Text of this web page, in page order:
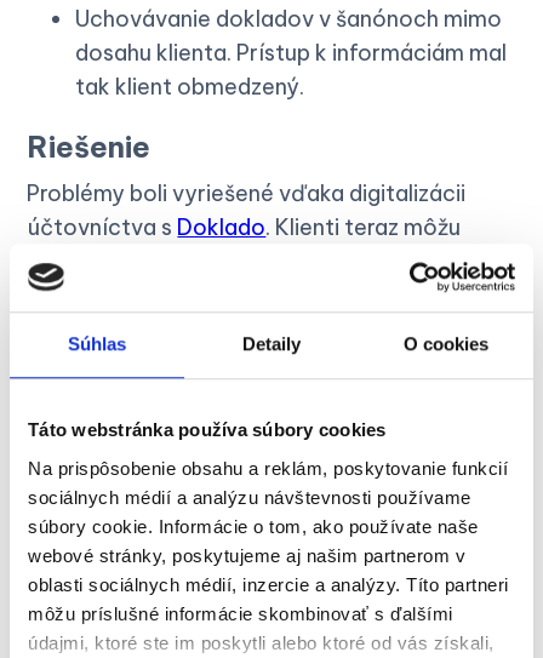
Súhlas Detaily O cookies
Táto webstránka používa súbory cookies
Na prispôsobenie obsahu a reklám, poskytovanie funkcií
sociálnych médií a analýzu návštevnosti používame
súbory cookie. Informácie o tom, ako používate naše
webové stránky, poskytujeme aj našim partnerom v
oblasti sociálnych médií, inzercie a analýzy. Títo partneri
môžu príslušné informácie skombinovať s ďalšími
údajmi, ktoré ste im poskytli alebo ktoré od vás získali,
Uchovávanie dokladov v šanónoch mimo
dosahu klienta. Prístup k informáciám mal
tak klient obmedzený.
Riešenie
Problémy boli vyriešené vďaka digitalizácii
účtovníctva s Doklado. Klienti teraz môžu
jednoducho odovzdávať doklady
prostredníctvom aplikácie počas celého
mesiaca. K dokladom majú prístup
Nemusia doklady prepisovať z papiera do
účtovného programu a môžu sa venovať
poradenskej činnosti.